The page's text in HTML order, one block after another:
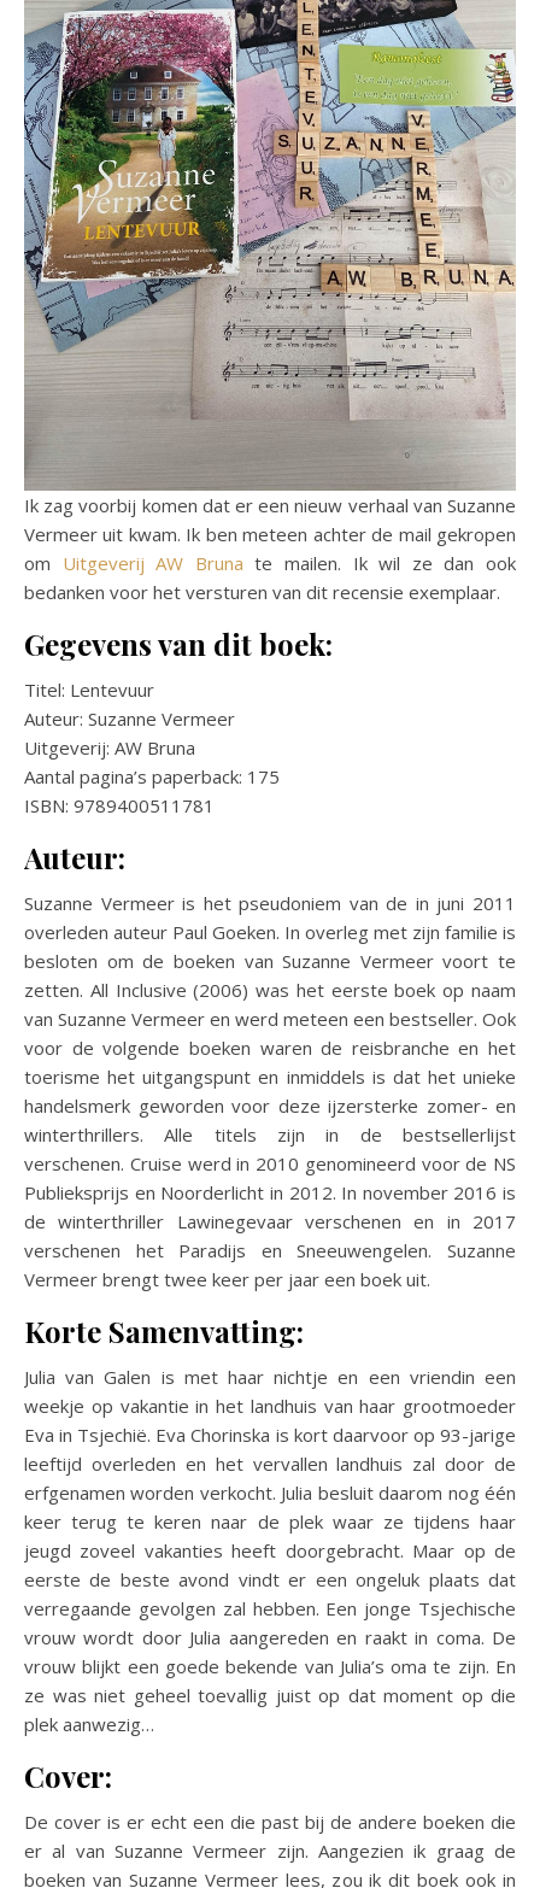
Ik zag voorbij komen dat er een nieuw verhaal van Suzanne
Vermeer uit kwam. Ik ben meteen achter de mail gekropen
om Uitgeverij AW Bruna te mailen. Ik wil ze dan ook
bedanken voor het versturen van dit recensie exemplaar.
Gegevens van dit boek:
Titel: Lentevuur
Auteur: Suzanne Vermeer
Uitgeverij: AW Bruna
Aantal pagina’s paperback: 175
ISBN: 9789400511781
Auteur:
Suzanne Vermeer is het pseudoniem van de in juni 2011
overleden auteur Paul Goeken. In overleg met zijn familie is
besloten om de boeken van Suzanne Vermeer voort te
zetten. All Inclusive (2006) was het eerste boek op naam
van Suzanne Vermeer en werd meteen een bestseller. Ook
voor de volgende boeken waren de reisbranche en het
toerisme het uitgangspunt en inmiddels is dat het unieke
handelsmerk geworden voor deze ijzersterke zomer- en
winterthrillers. Alle titels zijn in de bestsellerlijst
verschenen. Cruise werd in 2010 genomineerd voor de NS
Publieksprijs en Noorderlicht in 2012. In november 2016 is
de winterthriller Lawinegevaar verschenen en in 2017
verschenen het Paradijs en Sneeuwengelen. Suzanne
Vermeer brengt twee keer per jaar een boek uit.
Korte Samenvatting:
Julia van Galen is met haar nichtje en een vriendin een
weekje op vakantie in het landhuis van haar grootmoeder
Eva in Tsjechië. Eva Chorinska is kort daarvoor op 93-jarige
leeftijd overleden en het vervallen landhuis zal door de
erfgenamen worden verkocht. Julia besluit daarom nog één
keer terug te keren naar de plek waar ze tijdens haar
jeugd zoveel vakanties heeft doorgebracht. Maar op de
eerste de beste avond vindt er een ongeluk plaats dat
verregaande gevolgen zal hebben. Een jonge Tsjechische
vrouw wordt door Julia aangereden en raakt in coma. De
vrouw blijkt een goede bekende van Julia’s oma te zijn. En
ze was niet geheel toevallig juist op dat moment op die
plek aanwezig…
Cover:
De cover is er echt een die past bij de andere boeken die
er al van Suzanne Vermeer zijn. Aangezien ik graag de
boeken van Suzanne Vermeer lees, zou ik dit boek ook in